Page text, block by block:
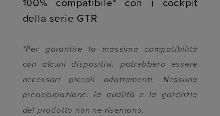
della serie GTR
*Per garantire la massima compatibilità
con alcuni dispositivi, potrebbero essere
necessari piccoli adattamenti. Nessuna
preoccupazione: la qualità e la garanzia
del prodotto non ne risentono.